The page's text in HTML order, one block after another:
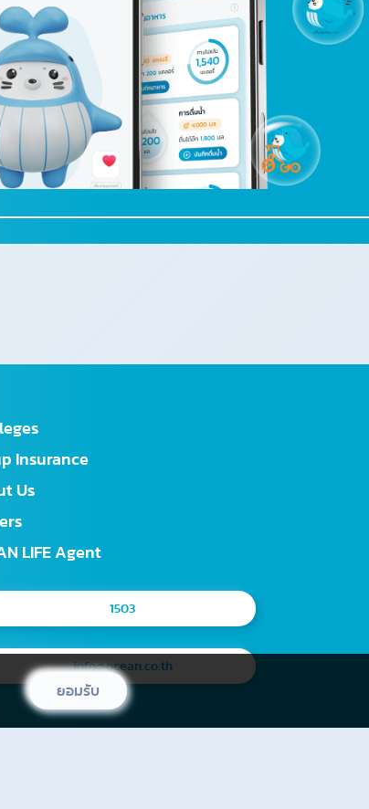
Insurance
Us
LIFE Agent
1503
info@ocean.co.th
ยอมรับ